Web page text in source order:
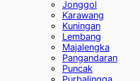
Jonggol
Karawang
Kuningan
Lembang
Majalengka
Pangandaran
Puncak